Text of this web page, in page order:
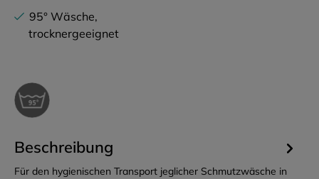
95° Wäsche,
trocknergeeignet
Beschreibung
Für den hygienischen Transport jeglicher Schmutzwäsche in